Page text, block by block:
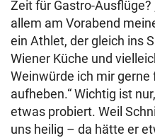
Zeit für Gastro-Ausflüge?
allem am Vorabend
ein Athlet, der gleich ins
Wiener Küche und
Weinwürde ich mir
aufheben.“ Wichtig ist
etwas probiert. Weil
uns heilig – da hätte er